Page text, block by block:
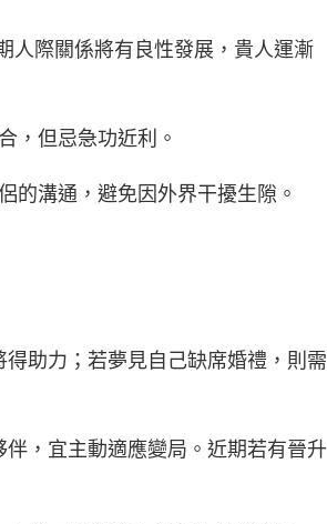
人際關係將有良性發展，貴人運漸
，但忌急功近利。
的溝通，避免因外界干擾生隙。
助力；若夢見自己缺席婚禮，則需
，宜主動適應變局。近期若有晉升